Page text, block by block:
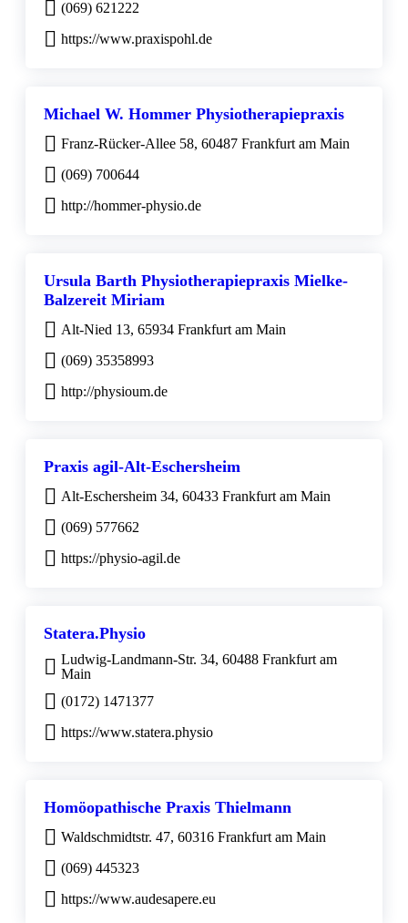
(069) 621222
https://www.praxispohl.de
Michael W. Hommer Physiotherapiepraxis
Franz-Rücker-Allee 58, 60487 Frankfurt am Main
(069) 700644
http://hommer-physio.de
Ursula Barth Physiotherapiepraxis Mielke-
Balzereit Miriam
Alt-Nied 13, 65934 Frankfurt am Main
(069) 35358993
http://physioum.de
Praxis agil-Alt-Eschersheim
Alt-Eschersheim 34, 60433 Frankfurt am Main
(069) 577662
https://physio-agil.de
Statera.Physio
Ludwig-Landmann-Str. 34, 60488 Frankfurt am
Main
(0172) 1471377
https://www.statera.physio
Homöopathische Praxis Thielmann
Waldschmidtstr. 47, 60316 Frankfurt am Main
(069) 445323
https://www.audesapere.eu